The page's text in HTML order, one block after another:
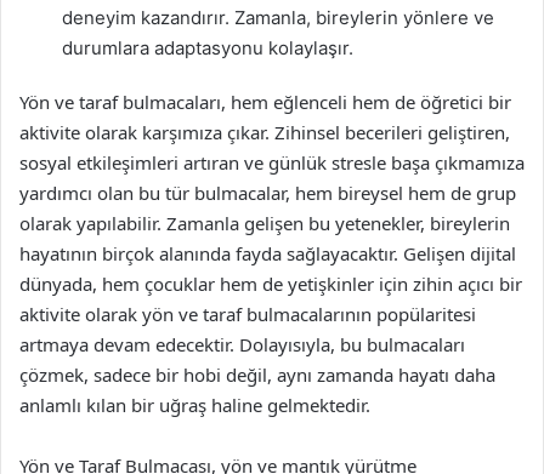
deneyim kazandırır. Zamanla, bireylerin yönlere ve
durumlara adaptasyonu kolaylaşır.
Yön ve taraf bulmacaları, hem eğlenceli hem de öğretici bir
aktivite olarak karşımıza çıkar. Zihinsel becerileri geliştiren,
sosyal etkileşimleri artıran ve günlük stresle başa çıkmamıza
yardımcı olan bu tür bulmacalar, hem bireysel hem de grup
olarak yapılabilir. Zamanla gelişen bu yetenekler, bireylerin
hayatının birçok alanında fayda sağlayacaktır. Gelişen dijital
dünyada, hem çocuklar hem de yetişkinler için zihin açıcı bir
aktivite olarak yön ve taraf bulmacalarının popülaritesi
artmaya devam edecektir. Dolayısıyla, bu bulmacaları
çözmek, sadece bir hobi değil, aynı zamanda hayatı daha
anlamlı kılan bir uğraş haline gelmektedir.
Yön ve Taraf Bulmacası, yön ve mantık yürütme